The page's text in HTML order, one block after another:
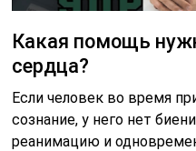
Какая помощь
сердца?
Если человек во время
сознание, у него нет
реанимацию и